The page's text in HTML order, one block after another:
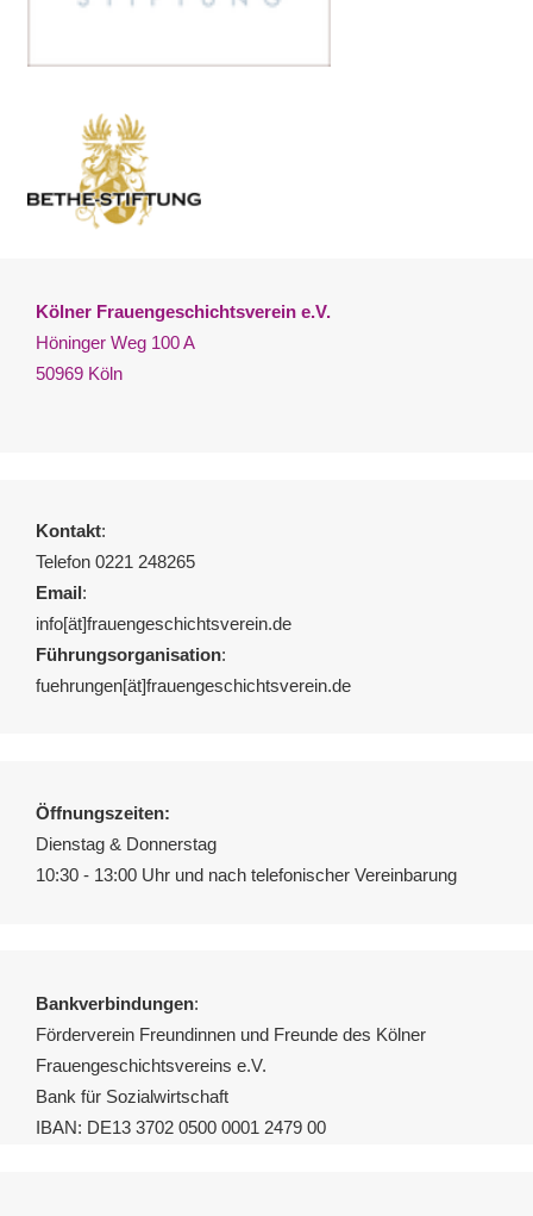
Kölner Frauengeschichtsverein e.V.
Höninger Weg 100 A
50969 Köln
Kontakt:
Telefon 0221 248265
Email:
info[ät]frauengeschichtsverein.de
Führungsorganisation:
fuehrungen[ät]frauengeschichtsverein.de
Öffnungszeiten:
Dienstag & Donnerstag
10:30 - 13:00 Uhr und nach telefonischer Vereinbarung
Bankverbindungen:
Förderverein Freundinnen und Freunde des Kölner
Frauengeschichtsvereins e.V.
Bank für Sozialwirtschaft
IBAN: DE13 3702 0500 0001 2479 00